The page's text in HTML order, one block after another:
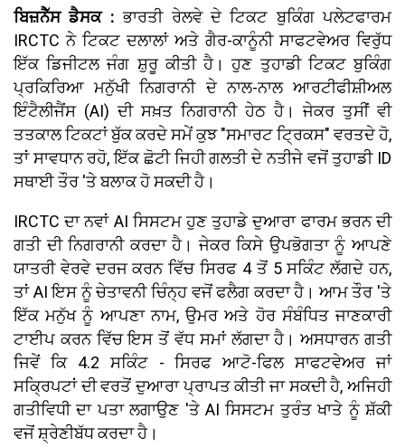
ਬਿਜ਼ਨੈੱਸ ਡੈਸਕ : ਭਾਰਤੀ ਰੇਲਵੇ ਦੇ ਟਿਕਟ ਬੁਕਿੰਗ ਪਲੇਟਫਾਰਮ
IRCTC ਨੇ ਟਿਕਟ ਦਲਾਲਾਂ ਅਤੇ ਗੈਰ-ਕਾਨੂੰਨੀ ਸਾਫਟਵੇਅਰ ਵਿਰੁੱਧ
ਇੱਕ ਡਿਜੀਟਲ ਜੰਗ ਸ਼ੁਰੂ ਕੀਤੀ ਹੈ। ਹੁਣ ਤੁਹਾਡੀ ਟਿਕਟ ਬੁਕਿੰਗ
ਪ੍ਰਕਿਰਿਆ ਮਨੁੱਖੀ ਨਿਗਰਾਨੀ ਦੇ ਨਾਲ-ਨਾਲ ਆਰਟੀਫੀਸ਼ੀਅਲ
ਇੰਟੈਲੀਜੈਂਸ (AI) ਦੀ ਸਖ਼ਤ ਨਿਗਰਾਨੀ ਹੇਠ ਹੈ। ਜੇਕਰ ਤੁਸੀਂ ਵੀ
ਤਤਕਾਲ ਟਿਕਟਾਂ ਬੁੱਕ ਕਰਦੇ ਸਮੇਂ ਕੁਝ "ਸਮਾਰਟ ਟ੍ਰਿਕਸ" ਵਰਤਦੇ ਹੋ,
ਤਾਂ ਸਾਵਧਾਨ ਰਹੋ, ਇੱਕ ਛੋਟੀ ਜਿਹੀ ਗਲਤੀ ਦੇ ਨਤੀਜੇ ਵਜੋਂ ਤੁਹਾਡੀ ID
ਸਥਾਈ ਤੌਰ 'ਤੇ ਬਲਾਕ ਹੋ ਸਕਦੀ ਹੈ।
IRCTC ਦਾ ਨਵਾਂ AI ਸਿਸਟਮ ਹੁਣ ਤੁਹਾਡੇ ਦੁਆਰਾ ਫਾਰਮ ਭਰਨ ਦੀ
ਗਤੀ ਦੀ ਨਿਗਰਾਨੀ ਕਰਦਾ ਹੈ। ਜੇਕਰ ਕਿਸੇ ਉਪਭੋਗਤਾ ਨੂੰ ਆਪਣੇ
ਯਾਤਰੀ ਵੇਰਵੇ ਦਰਜ ਕਰਨ ਵਿੱਚ ਸਿਰਫ 4 ਤੋਂ 5 ਸਕਿੰਟ ਲੱਗਦੇ ਹਨ,
ਤਾਂ AI ਇਸ ਨੂੰ ਚੇਤਾਵਨੀ ਚਿੰਨ੍ਹ ਵਜੋਂ ਫਲੈਗ ਕਰਦਾ ਹੈ। ਆਮ ਤੌਰ 'ਤੇ
ਇੱਕ ਮਨੁੱਖ ਨੂੰ ਆਪਣਾ ਨਾਮ, ਉਮਰ ਅਤੇ ਹੋਰ ਸੰਬੰਧਿਤ ਜਾਣਕਾਰੀ
ਟਾਈਪ ਕਰਨ ਵਿੱਚ ਇਸ ਤੋਂ ਵੱਧ ਸਮਾਂ ਲੱਗਦਾ ਹੈ। ਅਸਧਾਰਨ ਗਤੀ
ਜਿਵੇਂ ਕਿ 4.2 ਸਕਿੰਟ - ਸਿਰਫ ਆਟੋ-ਫਿਲ ਸਾਫਟਵੇਅਰ ਜਾਂ
ਸਕ੍ਰਿਪਟਾਂ ਦੀ ਵਰਤੋਂ ਦੁਆਰਾ ਪ੍ਰਾਪਤ ਕੀਤੀ ਜਾ ਸਕਦੀ ਹੈ, ਅਜਿਹੀ
ਗਤੀਵਿਧੀ ਦਾ ਪਤਾ ਲਗਾਉਣ 'ਤੇ AI ਸਿਸਟਮ ਤੁਰੰਤ ਖਾਤੇ ਨੂੰ ਸ਼ੱਕੀ
ਵਜੋਂ ਸ਼੍ਰੇਣੀਬੱਧ ਕਰਦਾ ਹੈ।